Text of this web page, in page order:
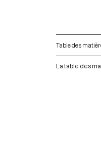
Table des
La table des